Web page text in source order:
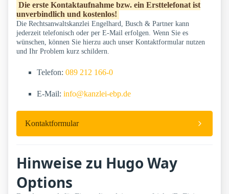
Die erste Kontaktaufnahme bzw. ein Ersttelefonat ist
unverbindlich und kostenlos!
Die Rechtsanwaltskanzlei Engelhard, Busch & Partner kann
jederzeit telefonisch oder per E-Mail erfolgen. Wenn Sie es
wünschen, können Sie hierzu auch unser Kontaktformular nutzen
und Ihr Problem kurz schildern.
Telefon: 089 212 166-0
E-Mail: info@kanzlei-ebp.de
Kontaktformular
Hinweise zu Hugo Way
Options